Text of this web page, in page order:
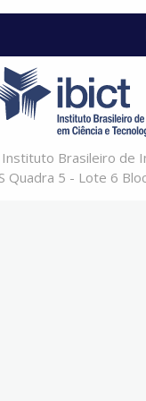
Instituto Brasileiro de
Quadra 5 - Lote 6